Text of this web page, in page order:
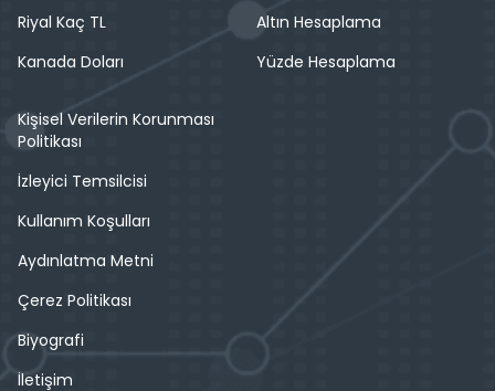
Riyal Kaç TL
Kanada Doları
Altın Hesaplama
Yüzde Hesaplama
Kişisel Verilerin Korunması
Politikası
İzleyici Temsilcisi
Kullanım Koşulları
Aydınlatma Metni
Çerez Politikası
Biyografi
İletişim